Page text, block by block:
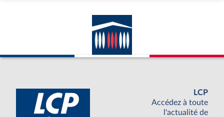
LCP
Accédez à toute
l'actualité de